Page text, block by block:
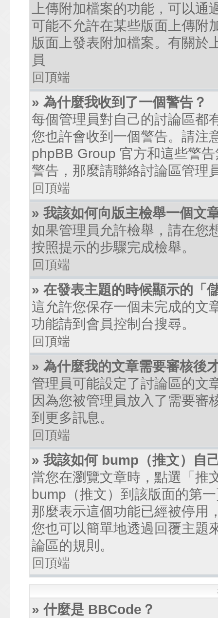
上傳附加檔案的功能，可以
可能不允許在某些版面上傳附
版面上發表附加檔案。有關於
員
回頂端
» 為什麼我收到了一個警告？
每個管理員對自己的討論區都
您也許會收到一個警告。請注
phpBB Group 官方和這些警
警告，那麼請聯絡討論區管理
回頂端
» 我該如何向版主檢舉一個文
如果管理員允許檢舉，請在您
按照提示的步驟完成檢舉。
回頂端
» 在發表主題的時候顯示的「
這允許您保存一個未完成的文
功能請到會員控制台搜尋。
回頂端
» 為什麼我的文章需要審核後
管理員可能設定了討論區的文
因為您被管理員放入了需要審
到更多訊息。
回頂端
» 我該如何 bump（推文）自
當您在瀏覽文章時，點選「推
bump（推文）到該版面的第
那麼表示這個功能已經被停用
您也可以簡單地透過回覆主題
論區的規則。
回頂端
» 什麼是 BBCode？